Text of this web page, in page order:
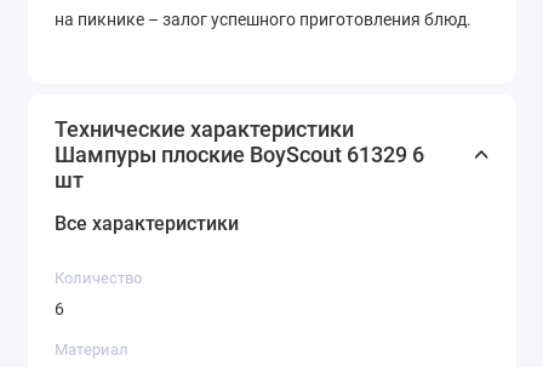
на пикнике – залог успешного приготовления блюд.
Технические характеристики
Шампуры плоские BoyScout 61329 6
шт
Все характеристики
Количество
6
Материал